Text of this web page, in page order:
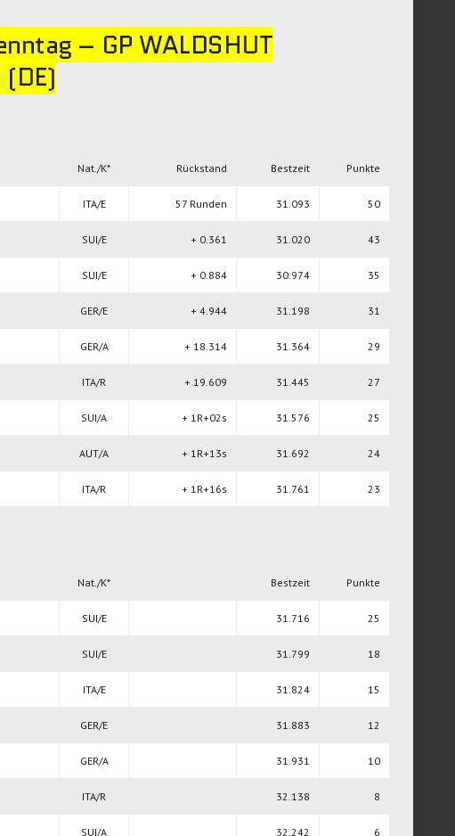
– GP WALDSHUT
Nat./K* Rückstand Bestzeit Punkte
ITA/E 57 Runden 31.093 50
SUI/E + 0.361 31.020 43
SUI/E + 0.884 30.974 35
GER/E + 4.944 31.198 31
GER/A + 18.314 31.364 29
ITA/R + 19.609 31.445 27
SUI/A + 1R+02s 31.576 25
AUT/A + 1R+13s 31.692 24
ITA/R + 1R+16s 31.761 23
Nat./K* Bestzeit Punkte
SUI/E 31.716 25
SUI/E 31.799 18
ITA/E 31.824 15
GER/E 31.883 12
GER/A 31.931 10
ITA/R 32.138 8
SUI/A 32.242 6